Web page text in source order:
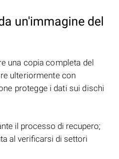
un'immagine del
una copia completa del
ulteriormente con
protegge i dati sui dischi
il processo di recupero;
al verificarsi di settori